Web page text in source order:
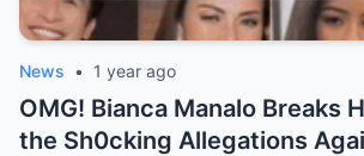
News • 1 year ago
OMG! Bianca Manalo Breaks
the Sh0cking Allegations